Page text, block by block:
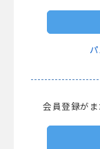
会員登録が